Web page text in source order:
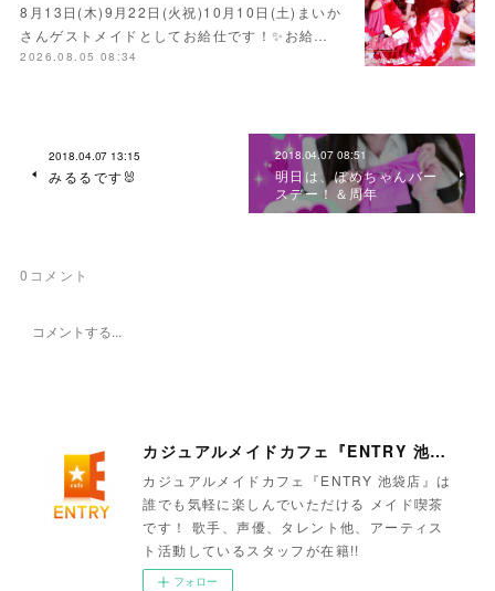
8月13日(木)9月22日(火祝)10月10日(土)まいか
さんゲストメイドとしてお給仕です！✨お給…
2026.08.05 08:34
2018.04.07 13:15
みるるです🐰
2018.04.07 08:51
明日は、ぽめちゃんバー
スデー！＆周年
0 コメント
カジュアルメイドカフェ『ENTRY 池袋店』
カジュアルメイドカフェ『ENTRY 池袋店』は
誰でも気軽に楽しんでいただける メイド喫茶
です！ 歌手、声優、タレント他、アーティス
ト活動しているスタッフが在籍!!
フォロー